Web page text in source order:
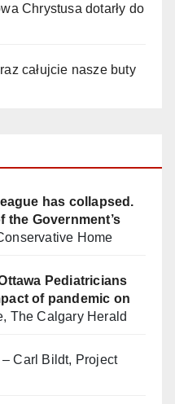
Chrystusa dotarły do
całujcie nasze buty
has collapsed.
the Government’s
Home
Pediatricians
of pandemic on
The Calgary Herald
– Carl Bildt, Project